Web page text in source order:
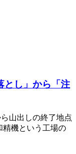
とし」から「注
山出しの終了地点
精機という工場の